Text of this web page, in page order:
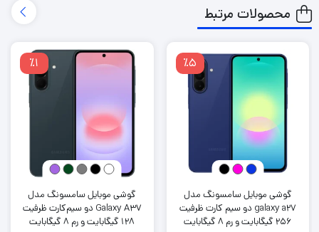
محصولات مرتبط
٪5
گوشی موبایل سامسونگ مدل
galaxy a27 دو سیم کارت ظرفیت
256 گیگابایت و رم 8 گیگابایت
٪1
گوشی موبایل سامسونگ مدل
Galaxy A37 دو سیم‌کارت ظرفیت
128 گیگابایت و رم 8 گیگابایت